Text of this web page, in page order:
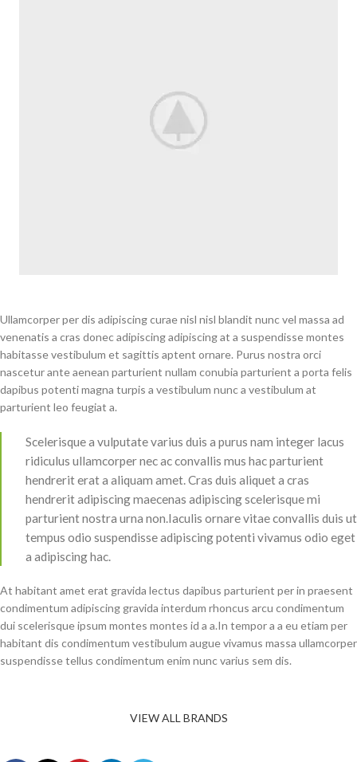
Ullamcorper per dis adipiscing curae nisl nisl blandit nunc vel massa ad
venenatis a cras donec adipiscing adipiscing at a suspendisse montes
habitasse vestibulum et sagittis aptent ornare. Purus nostra orci
nascetur ante aenean parturient nullam conubia parturient a porta felis
dapibus potenti magna turpis a vestibulum nunc a vestibulum at
parturient leo feugiat a.
Scelerisque a vulputate varius duis a purus nam integer lacus
ridiculus ullamcorper nec ac convallis mus hac parturient
hendrerit erat a aliquam amet. Cras duis aliquet a cras
hendrerit adipiscing maecenas adipiscing scelerisque mi
parturient nostra urna non.Iaculis ornare vitae convallis duis ut
tempus odio suspendisse adipiscing potenti vivamus odio eget
a adipiscing hac.
At habitant amet erat gravida lectus dapibus parturient per in praesent
condimentum adipiscing gravida interdum rhoncus arcu condimentum
dui scelerisque ipsum montes montes id a a.In tempor a a eu etiam per
habitant dis condimentum vestibulum augue vivamus massa ullamcorper
suspendisse tellus condimentum enim nunc varius sem dis.
VIEW ALL BRANDS